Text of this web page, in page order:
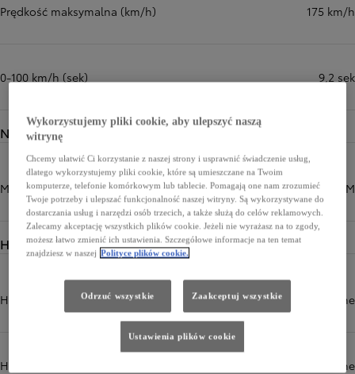
Prędkość maksymalna (km/h) 175 km/h
0-100 km/h (sek) 9,2 sek
Napęd
Moc maksymalna (KM) 182 KM
Hamulce
Hamulce przód tarczowe wentylowane
Hamulce tył tarczowe wentylowane
Wykorzystujemy pliki cookie, aby ulepszyć naszą
witrynę
Chcemy ułatwić Ci korzystanie z naszej strony i usprawnić świadczenie usług,
dlatego wykorzystujemy pliki cookie, które są umieszczane na Twoim
komputerze, telefonie komórkowym lub tablecie. Pomagają one nam zrozumieć
Twoje potrzeby i ulepszać funkcjonalność naszej witryny. Są wykorzystywane do
dostarczania usług i narzędzi osób trzecich, a także służą do celów reklamowych.
Zalecamy akceptację wszystkich plików cookie. Jeżeli nie wyrażasz na to zgody,
możesz łatwo zmienić ich ustawienia. Szczegółowe informacje na ten temat
znajdziesz w naszej Polityce plików cookie.
Odrzuć wszystkie Zaakceptuj wszystkie
Ustawienia plików cookie